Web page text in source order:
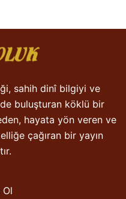
sahih dinî bilgiyi ve
buluşturan köklü bir
hayata yön veren ve
çağıran bir yayın
Ol